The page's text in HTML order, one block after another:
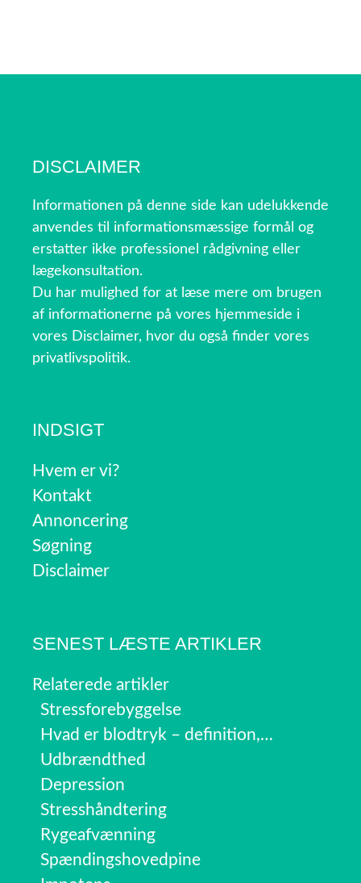
DISCLAIMER
Informationen på denne side kan udelukkende
anvendes til informationsmæssige formål og
erstatter ikke professionel rådgivning eller
lægekonsultation.
Du har mulighed for at læse mere om brugen
af informationerne på vores hjemmeside i
vores Disclaimer, hvor du også finder vores
privatlivspolitik.
INDSIGT
Hvem er vi?
Kontakt
Annoncering
Søgning
Disclaimer
SENEST LÆSTE ARTIKLER
Relaterede artikler
Stressforebyggelse
Hvad er blodtryk – definition,…
Udbrændthed
Depression
Stresshåndtering
Rygeafvænning
Spændingshovedpine